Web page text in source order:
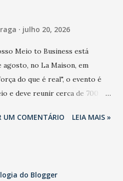
julho 20, 2026
Meio to Business está
agosto, no La Maison, em
do que é real", o evento é
e deve reunir cerca de 700
Desde 2022, o NM2B
TikTok e M. Dias Branco.
UM COMENTÁRIO LEIA MAIS »
do Blogger